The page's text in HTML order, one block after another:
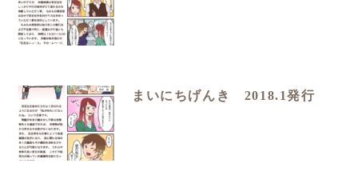
まいにちげんき 2018.1発行